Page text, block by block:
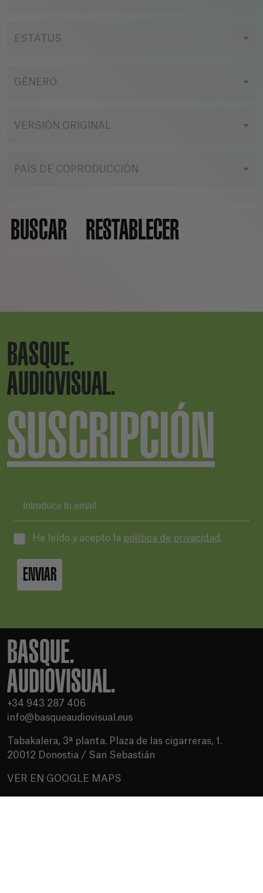
ESTATUS
GÉNERO
VERSIÓN ORIGINAL
PAÍS DE COPRODUCCIÓN
BUSCAR RESTABLECER
BASQUE.
AUDIOVISUAL.
SUSCRIPCIÓN
He leído y acepto la política de privacidad .
ENVIAR
BASQUE.
AUDIOVISUAL.
+34 943 287 406
info@basqueaudiovisual.eus
Tabakalera, 3ª planta. Plaza de las cigarreras, 1.
20012 Donostia / San Sebastián
VER EN GOOGLE MAPS